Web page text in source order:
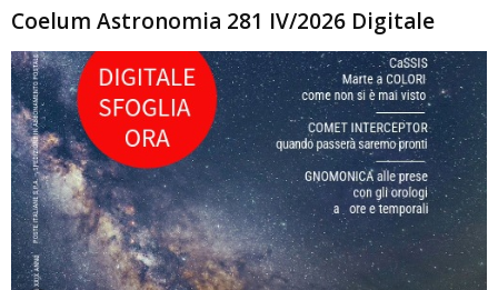
Coelum Astronomia 281 IV/2026 Digitale